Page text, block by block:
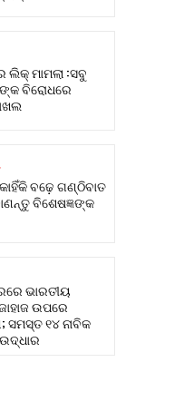
ଲିକ୍ ମାମଲା :ସବୁ
ବିରୋଧରେ
କାହିଁକି ବଢ଼େ ଗଣ୍ଠିବାତ
ବିଶେଷଜ୍ଞଙ୍କ
ଭାରତୀୟ
ଉପରେ
୧୪ ନାବିକ